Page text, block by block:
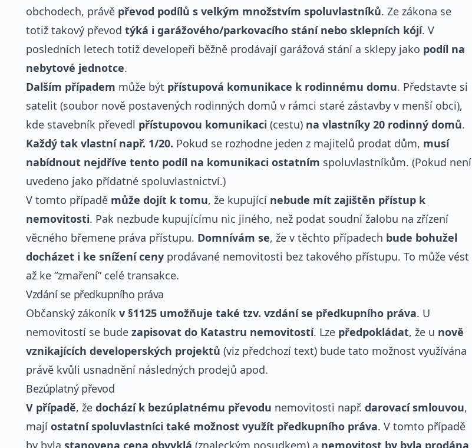
obchodech, právě převod podílů s velkým množstvím spoluvlastníků. Ze zákona se
totiž takový převod týká i garážového/parkovacího stání nebo sklepních kójí. V
posledních letech totiž developeři běžně prodávají garážová stání a sklepy jako podíl na
nebytové jednotce.
Dalším případem může být přístupová komunikace k rodinnému domu. Představte si
satelit (soubor nově postavených rodinných domů v rámci staré zástavby v menší obci),
kde stavebník převedl přístupovou komunikaci (cestu) na vlastníky 20 rodinný domů.
Každý tak vlastní např. 1/20. Pokud se rozhodne jeden z majitelů prodat dům, musí
nabídnout nejdříve tento podíl na komunikaci ostatním spoluvlastníkům. (Pokud není
uvedeno jako přídatné spoluvlastnictví.)
V tomto případě může dojít k tomu, že kupující nebude mít zajištěn přístup k
nemovitosti. Pak nezbude kupujícímu nic jiného, než podat soudní žalobu na zřízení
věcného břemene práva přístupu. Domnívám se, že v těchto případech bude bohužel
docházet i ke snížení ceny prodávané nemovitosti bez takového přístupu. To může vést
až ke “zmaření” celé transakce.
Vzdání se předkupního práva
Občanský zákoník v §1125 umožňuje také tzv. vzdání se předkupního práva. U
nemovitostí se bude zapisovat do Katastru nemovitostí. Lze předpokládat, že u nově
vznikajících developerských projektů (viz předchozí text) bude tato možnost využívána
právě kvůli usnadnění následných prodejů apod.
Bezúplatný převod
V případě, že dochází k bezúplatnému převodu nemovitosti např. darovací smlouvou,
mají ostatní spoluvlastníci také možnost využít předkupního práva. V tomto případě
by byla stanovena cena obvyklá (znaleckým posudkem) a nemovitost by byla prodána